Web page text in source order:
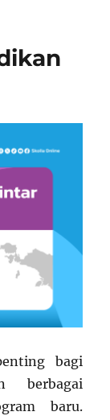
bagi
berbagai
baru.